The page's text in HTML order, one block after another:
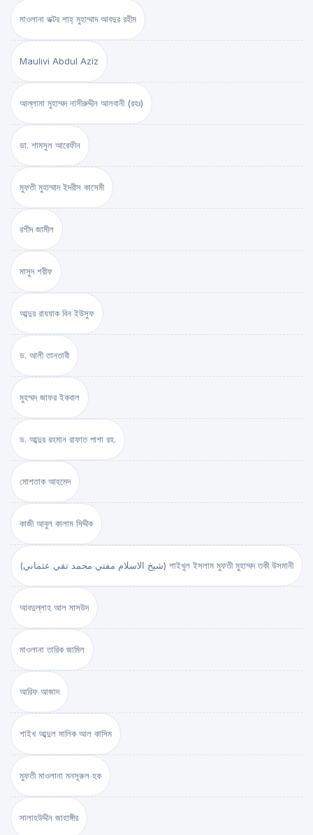
মাওলানা ডক্টর শাহ্‌ মুহাম্মাদ আবদুর রহীম
Maulivi Abdul Aziz
আল্লামা মুহাম্মদ নাসীরুদ্দীন আলবানী (রহঃ)
ডা. শামসুল আরেফীন
মুফতী মুহাম্মাদ ইদরীস কাসেমী
রশীদ জামীল
মাসুদ শরীফ
আব্দুর রাযযাক বিন ইউসুফ
ড. আলী তানতাবী
মুহম্মদ জাফর ইকবাল
ড. আব্দুর রহমান রাফাত পাশা রহ.
মোশতাক আহমেদ
কাজী আবুল কালাম সিদ্দীক
(شيخ الاسلام مفتي محمد تقي عثماني) শাইখুল ইসলাম মুফতী মুহাম্মদ তকী উসমানী
আবদুল্লাহ আল মাসউদ
মাওলানা তারিক জামিল
আরিফ আজাদ
শাইখ আব্দুল মালিক আল কাসিম
মুফতী মাওলানা মনসূরুল হক
সালাহউদ্দীন জাহাঙ্গীর